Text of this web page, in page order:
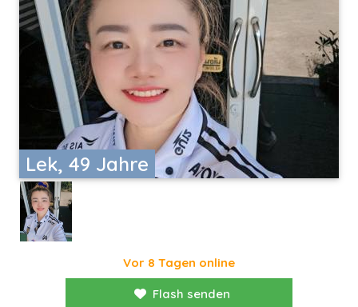
Lek, 49 Jahre
Vor 8 Tagen online
Flash senden